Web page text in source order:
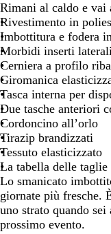
Rimani al caldo e vai
Rivestimento in
Imbottitura e fodera
Morbidi inserti
Cerniera a profilo
Giromanica
Tasca interna per
Due tasche anteriori
Cordoncino all’orlo
Tirazip brandizzati
Tessuto elasticizzato
La tabella delle
Lo smanicato
giornate più fresche.
uno strato quando
prossimo evento.